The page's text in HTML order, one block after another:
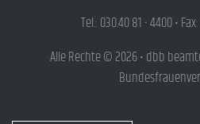
Tel.: 030.40 81 - 4400 •
Alle Rechte © 2026 • dbb